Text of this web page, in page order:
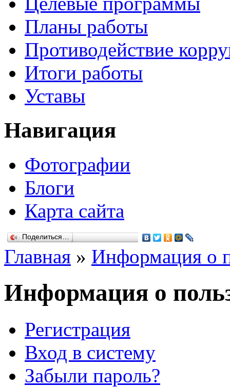
Планы работы
Противодействие
Итоги работы
Уставы
Навигация
Фотографии
Блоги
Карта сайта
Поделиться…
Главная » Информация о
Информация о
Регистрация
Вход в систему
Забыли пароль?